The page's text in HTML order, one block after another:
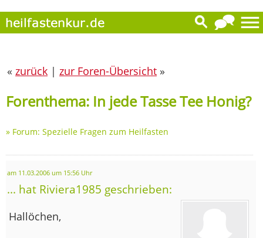
« zurück | zur Foren-Übersicht »
Forenthema: In jede Tasse Tee Honig?
» Forum: Spezielle Fragen zum Heilfasten
am 11.03.2006 um 15:56 Uhr
... hat Riviera1985 geschrieben:
Hallöchen,